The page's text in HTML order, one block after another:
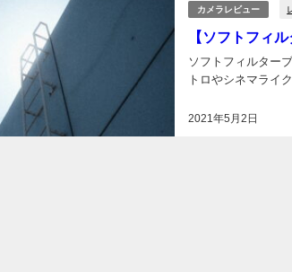
カメラレビュー
【ソフトフィ
2021年5月2日
ソフトフィルター
トロやシネマライ